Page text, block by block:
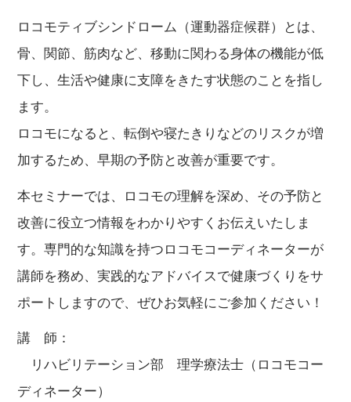
ロコモティブシンドローム（運動器症候群）とは、
骨、関節、筋肉など、移動に関わる身体の機能が低
下し、生活や健康に支障をきたす状態のことを指し
ます。
ロコモになると、転倒や寝たきりなどのリスクが増
加するため、早期の予防と改善が重要です。
本セミナーでは、ロコモの理解を深め、その予防と
改善に役立つ情報をわかりやすくお伝えいたしま
す。専門的な知識を持つロコモコーディネーターが
講師を務め、実践的なアドバイスで健康づくりをサ
ポートしますので、ぜひお気軽にご参加ください！
講 師：
リハビリテーション部 理学療法士（ロコモコー
ディネーター）